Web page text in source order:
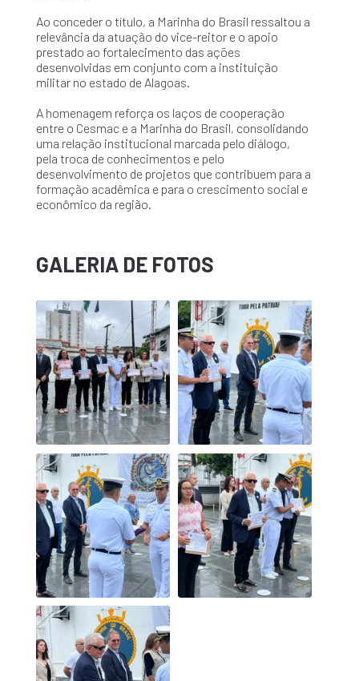
Ao conceder o título, a Marinha do Brasil ressaltou a
relevância da atuação do vice-reitor e o apoio
prestado ao fortalecimento das ações
desenvolvidas em conjunto com a instituição
militar no estado de Alagoas.
A homenagem reforça os laços de cooperação
entre o Cesmac e a Marinha do Brasil, consolidando
uma relação institucional marcada pelo diálogo,
pela troca de conhecimentos e pelo
desenvolvimento de projetos que contribuem para a
formação acadêmica e para o crescimento social e
econômico da região.
GALERIA DE FOTOS